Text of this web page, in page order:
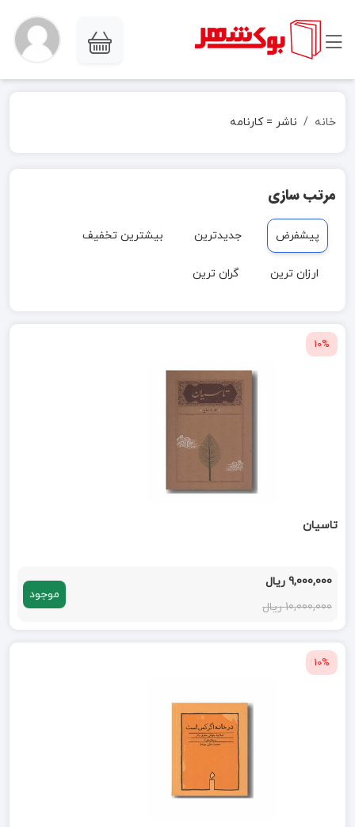
خانه ناشر = کارنامه
مرتب سازی
پیشفرض جدیدترین بیشترین تخفیف
ارزان ترین گران ترین
10%
تاسیان
9,000,000 ریال
10,000,000 ریال
موجود
10%